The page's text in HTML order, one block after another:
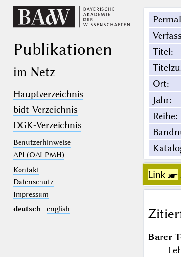
Publikationen
im Netz
Hauptverzeichnis
bidt-Verzeichnis
DGK-Verzeichnis
Benutzerhinweise
API (OAI-PMH)
Kontakt
Datenschutz
Impressum
deutsch
english
Titel:
Ort:
Jahr:
Reihe:
Link ☛
Barer